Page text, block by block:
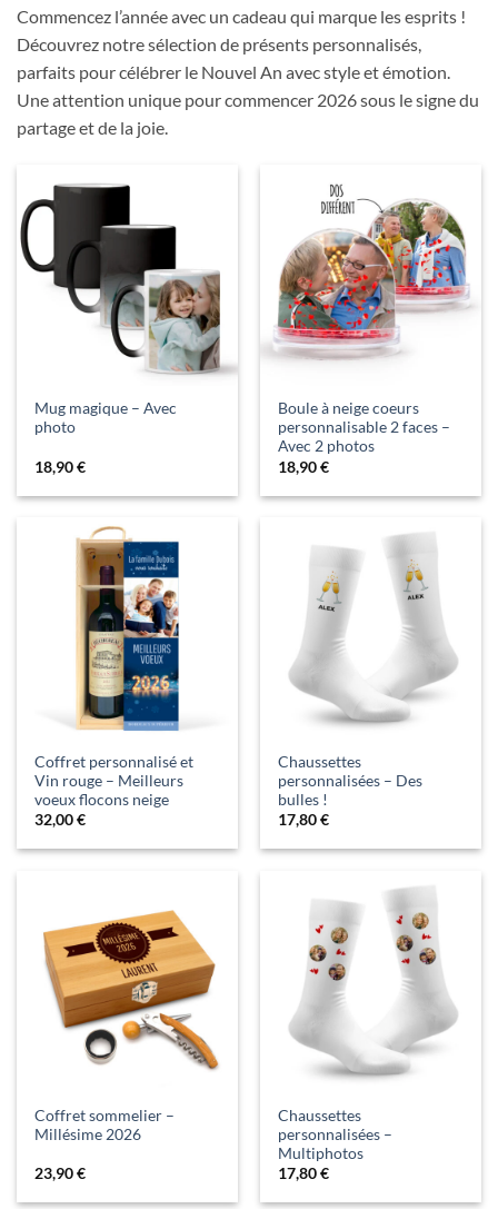
Commencez l’année avec un cadeau qui marque les esprits !
Découvrez notre sélection de présents personnalisés,
parfaits pour célébrer le Nouvel An avec style et émotion.
Une attention unique pour commencer 2026 sous le signe du
partage et de la joie.
Mug magique – Avec
photo
18,90€
Boule à neige coeurs
personnalisable 2 faces –
Avec 2 photos
18,90€
Coffret personnalisé et
Vin rouge – Meilleurs
voeux flocons neige
32,00€
Chaussettes
personnalisées – Des
bulles !
17,80€
Coffret sommelier –
Millésime 2026
23,90€
Chaussettes
personnalisées –
Multiphotos
17,80€